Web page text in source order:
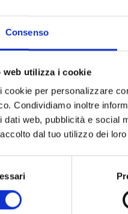
Consenso
web utilizza i cookie
cookie per personalizzare
Condividiamo inoltre
dati web, pubblicità e social
dal tuo utilizzo dei